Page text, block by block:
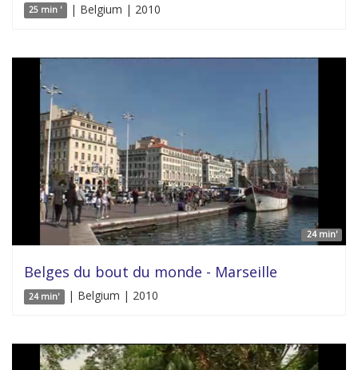
25 min ' | Belgium | 2010
24 min'
Belges du bout du monde - Marseille
24 min' | Belgium | 2010